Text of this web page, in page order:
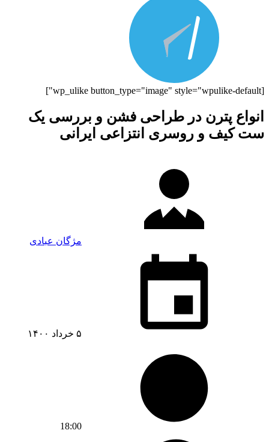
[wp_ulike button_type="image" style="wpulike-default"]
انواع پترن در طراحی فشن و بررسی یک
ست کیف و روسری انتزاعی ایرانی
مژگان عبادی
۵ خرداد ۱۴۰۰
18:00